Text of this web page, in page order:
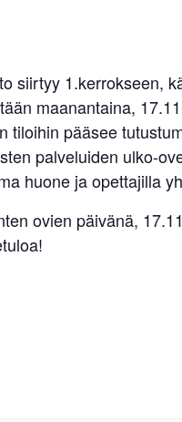
siirtyy 1.kerrokseen,
maanantaina,
tiloihin pääsee
palveluiden ulko-
huone ja opettajilla
ovien päivänä,